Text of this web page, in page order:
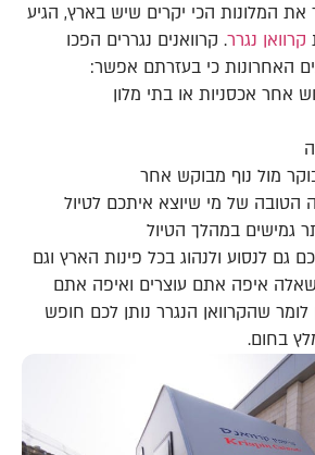
המלונות הכי יקרים שיש בארץ, הגיע
קרוואן נגרר. קרוואנים נגררים הפכו
האחרונות כי בעזרתם אפשר:
אחר אכסניות או בתי מלון
מול נוף מבוקש אחר
הטובה של מי שיוצא איתכם לטיול
גמישים במהלך הטיול
גם לנסוע ולנהוג בכל פינות הארץ וגם
איפה אתם עוצרים ואיפה אתם
לומר שהקרוואן הנגרר נותן לכם חופש
בחום.